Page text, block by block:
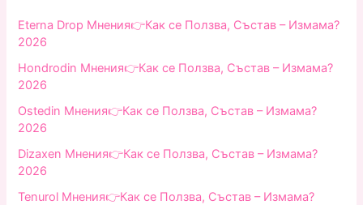
:Eterna Drop Мнения👉Как се Ползва, Състав – Измама?
2026
Hondrodin Мнения👉Как се Ползва, Състав – Измама?
2026
Ostedin Мнения👉Как се Ползва, Състав – Измама?
2026
Dizaxen Мнения👉Как се Ползва, Състав – Измама?
2026
Tenurol Мнения👉Как се Ползва, Състав – Измама?